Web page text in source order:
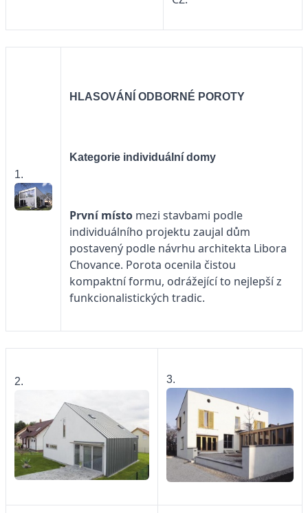
1.
HLASOVÁNÍ ODBORNÉ POROTY
Kategorie individuální domy
První místo mezi stavbami podle
individuálního projektu zaujal dům
postavený podle návrhu architekta Libora
Chovance. Porota ocenila čistou
kompaktní formu, odrážející to nejlepší z
funkcionalistických tradic.
2. 3.